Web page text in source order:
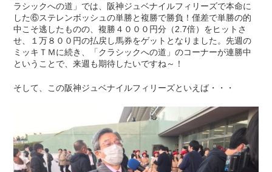
ラシックへの道」では、阪神ジュベナイルフィリーズで本命に
した⑥ステレンボッシュの単勝と複勝で勝負！僅差で単勝の的
中こそ逃したものの、複勝４０００円分（2.7倍）をヒットさ
せ、１万８００円の払戻し馬券をゲットとなりました。先週の
ミッキＴＭに続き、「クラシックへの道」のコーナーが連勝中
ということで、来週も期待したいですね～！
そして、この阪神ジュベナイルフィリーズといえば・・・